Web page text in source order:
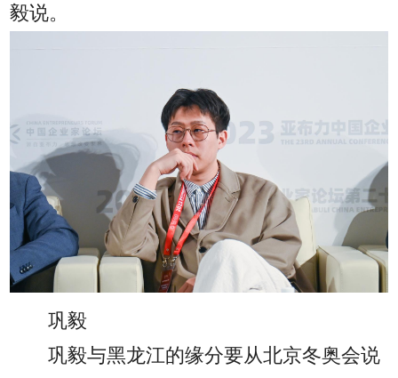
毅说。
巩毅
巩毅与黑龙江的缘分要从北京冬奥会说